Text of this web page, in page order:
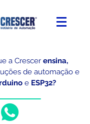
a Crescer ensina,
de automação e
e ESP32?